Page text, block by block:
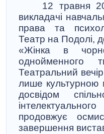
12 травня
викладачі
права та
Театр на Подолі,
«Жінка в
однойменного
Театральний
лише культурною
досвідом
продовжує
завершення